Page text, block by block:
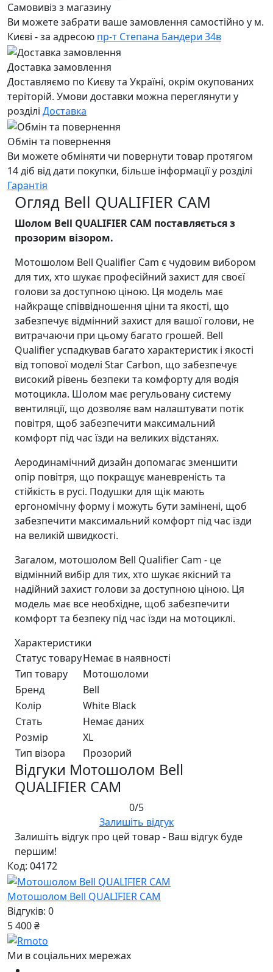
Самовивіз з магазину
Ви можете забрати ваше замовлення самостійно у м.
Києві - за адресою пр-т Степана Бандери 34в
Доставка замовлення
Доставляємо по Києву та Україні, окрім окупованих
теріторій. Умови доставки можна переглянути у
розділі Доставка
Обмін та повернення
Ви можете обміняти чи повернути товар протягом
14 діб від дати покупки, більше інформації у розділі
Гарантія
Огляд Bell QUALIFIER CAM
Шолом Bell QUALIFIER CAM поставляється з
прозорим візором.
Мотошолом Bell Qualifier Cam є чудовим вибором
для тих, хто шукає професійний захист для своєї
голови за доступною ціною. Ця модель має
найкраще співвідношення ціни та якості, що
забезпечує відмінний захист для вашої голови, не
витрачаючи при цьому багато грошей. Bell
Qualifier успадкував багато характеристик і якості
від топової моделі Star Carbon, що забезпечує
високий рівень безпеки та комфорту для водія
мотоцикла. Шолом має регульовану систему
вентиляції, що дозволяє вам налаштувати потік
повітря, щоб забезпечити максимальний
комфорт під час їзди на великих відстанях.
Аеродинамічний дизайн допомагає зменшити
опір повітря, що покращує маневреність та
стійкість в русі. Подушки для щік мають
ергономічну форму і можуть бути замінені, щоб
забезпечити максимальний комфорт під час їзди
на великій швидкості.
Загалом, мотошолом Bell Qualifier Cam - це
відмінний вибір для тих, хто шукає якісний та
надійний захист голови за доступною ціною. Ця
модель має все необхідне, щоб забезпечити
комфорт та безпеку під час їзди на мотоциклі.
Характеристики
Статус товаруНемає в наявності
Тип товару
Мотошоломи
Бренд
Bell
Колір
White Black
Стать
Немає даних
Розмір
XL
Тип візора
Прозорий
Відгуки Мотошолом Bell
QUALIFIER CAM
0/5
Залишіть відгук
Залишіть відгук про цей товар - Ваш відгук буде
першим!
Код: 04172
Мотошолом Bell QUALIFIER CAM
Відгуків: 0
5 400 ₴
Ми в соціальних мережах